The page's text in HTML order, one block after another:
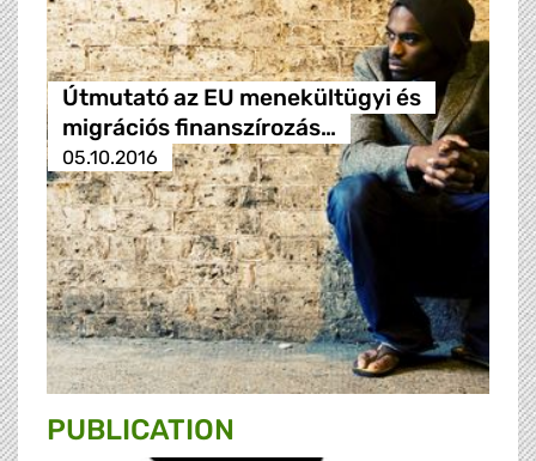
Útmutató az EU menekültügyi és
migrációs finanszírozás…
05.10.2016
PUBLICATION